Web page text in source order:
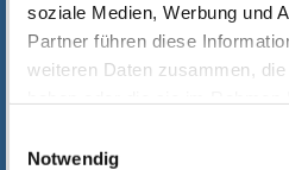
soziale Medien, Werbung und
Partner führen diese
weiteren Daten zusammen,
Datenschutzhinweise
Notwendig